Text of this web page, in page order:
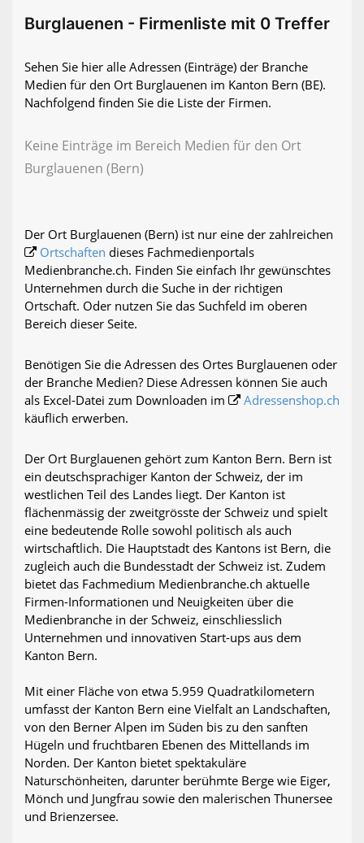
Burglauenen - Firmenliste mit 0 Treffer
Sehen Sie hier alle Adressen (Einträge) der Branche
Medien für den Ort Burglauenen im Kanton Bern (BE).
Nachfolgend finden Sie die Liste der Firmen.
Keine Einträge im Bereich Medien für den Ort
Burglauenen (Bern)
Der Ort Burglauenen (Bern) ist nur eine der zahlreichen
Ortschaften dieses Fachmedienportals
Medienbranche.ch. Finden Sie einfach Ihr gewünschtes
Unternehmen durch die Suche in der richtigen
Ortschaft. Oder nutzen Sie das Suchfeld im oberen
Bereich dieser Seite.
Benötigen Sie die Adressen des Ortes Burglauenen oder
der Branche Medien? Diese Adressen können Sie auch
als Excel-Datei zum Downloaden im
Adressenshop.ch
käuflich erwerben.
Der Ort Burglauenen gehört zum Kanton Bern. Bern ist
ein deutschsprachiger Kanton der Schweiz, der im
westlichen Teil des Landes liegt. Der Kanton ist
flächenmässig der zweitgrösste der Schweiz und spielt
eine bedeutende Rolle sowohl politisch als auch
wirtschaftlich. Die Hauptstadt des Kantons ist Bern, die
zugleich auch die Bundesstadt der Schweiz ist. Zudem
bietet das Fachmedium Medienbranche.ch aktuelle
Firmen-Informationen und Neuigkeiten über die
Medienbranche in der Schweiz, einschliesslich
Unternehmen und innovativen Start-ups aus dem
Kanton Bern.
Mit einer Fläche von etwa 5.959 Quadratkilometern
umfasst der Kanton Bern eine Vielfalt an Landschaften,
von den Berner Alpen im Süden bis zu den sanften
Hügeln und fruchtbaren Ebenen des Mittellands im
Norden. Der Kanton bietet spektakuläre
Naturschönheiten, darunter berühmte Berge wie Eiger,
Mönch und Jungfrau sowie den malerischen Thunersee
und Brienzersee.